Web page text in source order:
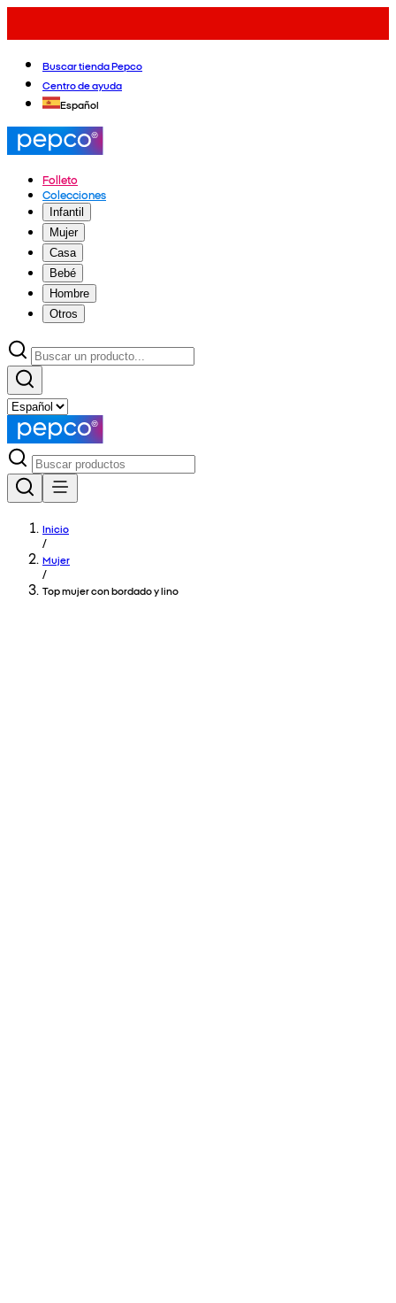
Buscar tienda Pepco
Centro de ayuda
Español
Folleto
Colecciones
Infantil
Mujer
Casa
Bebé
Hombre
Otros
Inicio
/
Mujer
/
Top mujer con bordado y lino